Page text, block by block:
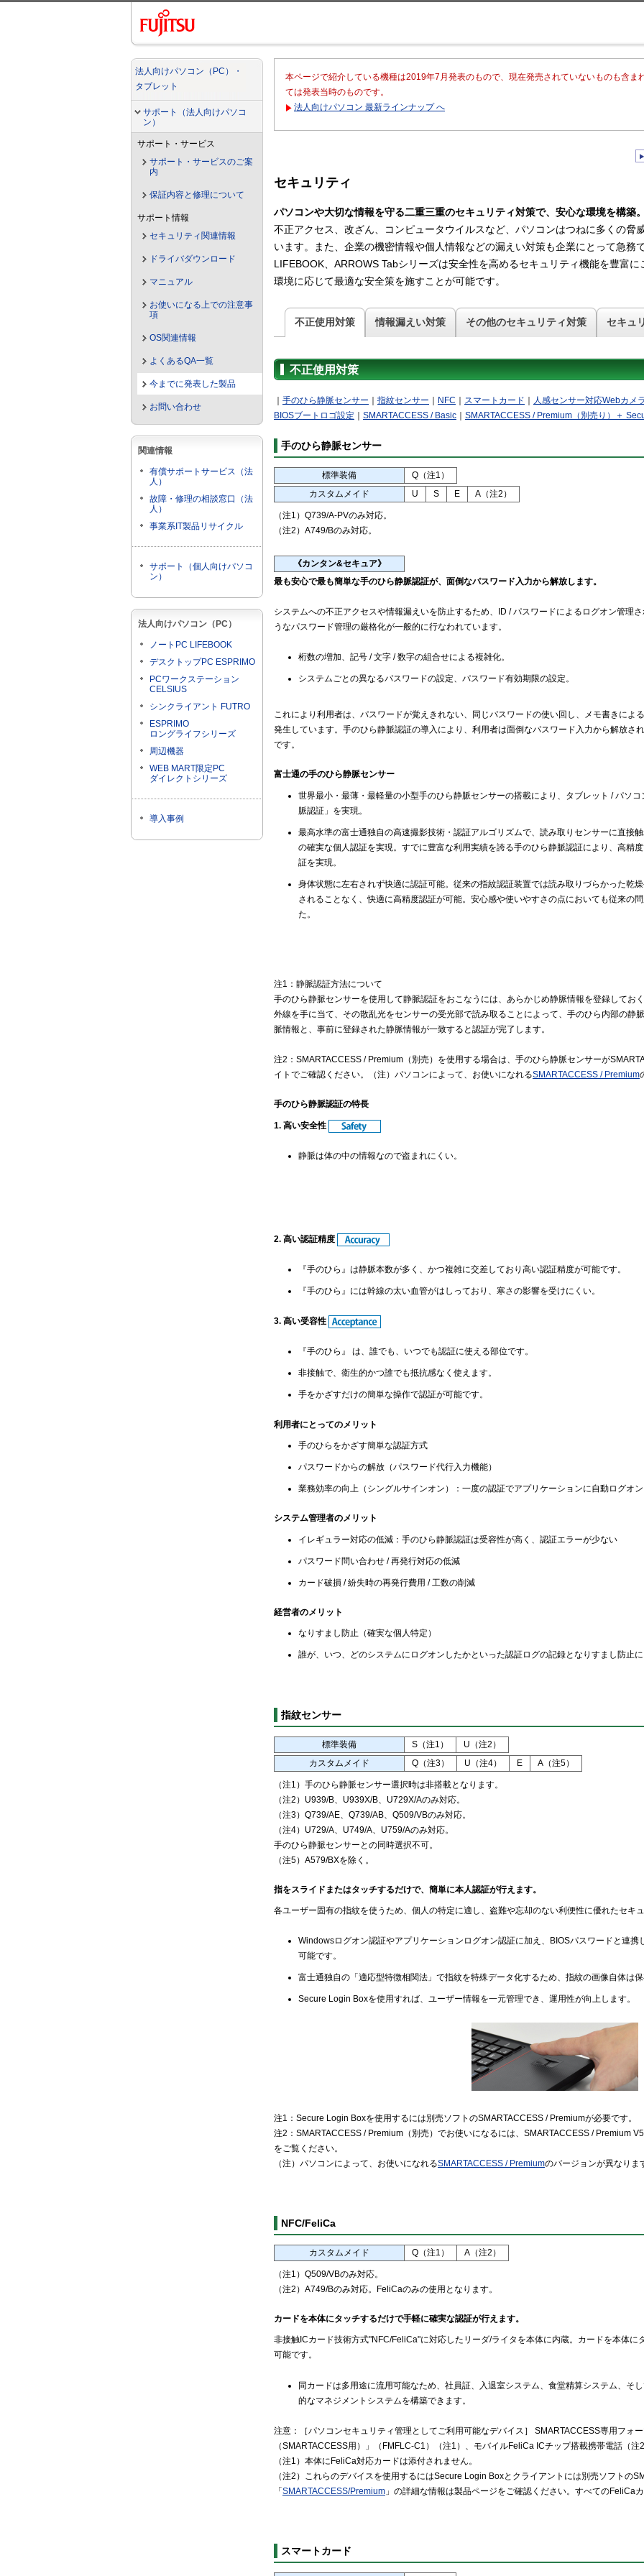
法人向けパソコン（PC）・
タブレット
サポート（法人向けパソコ
ン）
サポート・サービス
サポート・サービスのご案
内
保証内容と修理について
サポート情報
セキュリティ関連情報
ドライバダウンロード
マニュアル
お使いになる上での注意事
項
OS関連情報
よくあるQA一覧
今までに発表した製品
お問い合わせ
関連情報
有償サポートサービス（法
人）
故障・修理の相談窓口（法
人）
事業系IT製品リサイクル
サポート（個人向けパソコ
ン）
法人向けパソコン（PC）
ノートPC LIFEBOOK
デスクトップPC ESPRIMO
PCワークステーション
CELSIUS
シンクライアント FUTRO
ESPRIMO
ロングライフシリーズ
周辺機器
WEB MART限定PC
ダイレクトシリーズ
導入事例
本ページで紹介している機種は2019年7月発表のもので、現在発売されていないものも含ま
ては発表当時のものです。
法人向けパソコン 最新ラインナップ へ
セキュリティ
パソコンや大切な情報を守る二重三重のセキュリティ対策で、安心な環境を構築
不正アクセス、改ざん、コンピュータウイルスなど、パソコンはつねに多くの脅
います。また、企業の機密情報や個人情報などの漏えい対策も企業にとって急務
LIFEBOOK、ARROWS Tabシリーズは安全性を高めるセキュリティ機能を豊富に
環境に応じて最適な安全策を施すことが可能です。
不正使用対策 情報漏えい対策 その他のセキュリティ対策 セキュ
不正使用対策
｜ 手のひら静脈センサー ｜ 指紋センサー ｜ NFC ｜ スマートカード ｜ 人感センサー対応Webカメ
BIOSブートロゴ設定 ｜ SMARTACCESS / Basic ｜ SMARTACCESS / Premium（別売り）＋
手のひら静脈センサー
標準装備
Q（注1）
カスタムメイド
U S E A（注2）
（注1）Q739/A-PVのみ対応。
（注2）A749/Bのみ対応。
《カンタン&セキュア》
最も安心で最も簡単な手のひら静脈認証が、面倒なパスワード入力から解放します。
システムへの不正アクセスや情報漏えいを防止するため、ID / パスワードによるログオン管理
うなパスワード管理の厳格化が一般的に行なわれています。
桁数の増加、記号 / 文字 / 数字の組合せによる複雑化。
システムごとの異なるパスワードの設定、パスワード有効期限の設定。
これにより利用者は、パスワードが覚えきれない、同じパスワードの使い回し、メモ書きによ
発生しています。手のひら静脈認証の導入により、利用者は面倒なパスワード入力から解放さ
です。
富士通の手のひら静脈センサー
世界最小・最薄・最軽量の小型手のひら静脈センサーの搭載により、タブレット / パソ
脈認証」を実現。
最高水準の富士通独自の高速撮影技術・認証アルゴリズムで、読み取りセンサーに直接
の確実な個人認証を実現。すでに豊富な利用実績を誇る手のひら静脈認証により、高精
証を実現。
身体状態に左右されず快適に認証可能。従来の指紋認証装置では読み取りづらかった乾
されることなく、快適に高精度認証が可能。安心感や使いやすさの点においても従来の
た。
注1：静脈認証方法について
手のひら静脈センサーを使用して静脈認証をおこなうには、あらかじめ静脈情報を登録してお
外線を手に当て、その散乱光をセンサーの受光部で読み取ることによって、手のひら内部の静
脈情報と、事前に登録された静脈情報が一致すると認証が完了します。
注2：SMARTACCESS / Premium（別売）を使用する場合は、手のひら静脈センサーが
イトでご確認ください。（注）パソコンによって、お使いになれるSMARTACCESS / Premium
手のひら静脈認証の特長
1. 高い安全性
静脈は体の中の情報なので盗まれにくい。
2. 高い認証精度
『手のひら』は静脈本数が多く、かつ複雑に交差しており高い認証精度が可能です。
『手のひら』には幹線の太い血管がはしっており、寒さの影響を受けにくい。
3. 高い受容性
『手のひら』 は、誰でも、いつでも認証に使える部位です。
非接触で、衛生的かつ誰でも抵抗感なく使えます。
手をかざすだけの簡単な操作で認証が可能です。
利用者にとってのメリット
手のひらをかざす簡単な認証方式
パスワードからの解放（パスワード代行入力機能）
業務効率の向上（シングルサインオン）：一度の認証でアプリケーションに自動ログオ
システム管理者のメリット
イレギュラー対応の低減：手のひら静脈認証は受容性が高く、認証エラーが少ない
パスワード問い合わせ / 再発行対応の低減
カード破損 / 紛失時の再発行費用 / 工数の削減
経営者のメリット
なりすまし防止（確実な個人特定）
誰が、いつ、どのシステムにログオンしたかといった認証ログの記録となりすまし防止
指紋センサー
標準装備 S（注1）
U（注2）
カスタムメイド
Q（注3） U（注4） E A（注5）
（注1）手のひら静脈センサー選択時は非搭載となります。
（注2）U939/B、U939X/B、U729X/Aのみ対応。
（注3）Q739/AE、Q739/AB、Q509/VBのみ対応。
（注4）U729/A、U749/A、U759/Aのみ対応。
手のひら静脈センサーとの同時選択不可。
（注5）A579/BXを除く。
指をスライドまたはタッチするだけで、簡単に本人認証が行えます。
各ユーザー固有の指紋を使うため、個人の特定に適し、盗難や忘却のない利便性に優れたセキ
Windowsログオン認証やアプリケーションログオン認証に加え、BIOSパスワードと連
可能です。
富士通独自の「適応型特徴相関法」で指紋を特殊データ化するため、指紋の画像自体は
Secure Login Boxを使用すれば、ユーザー情報を一元管理でき、運用性が向上します。
注1：Secure Login Boxを使用するには別売ソフトのSMARTACCESS / Premiumが必要です。
注2：SMARTACCESS / Premium（別売）でお使いになるには、SMARTACCESS / Premium
をご覧ください。
（注）パソコンによって、お使いになれるSMARTACCESS / Premiumのバージョンが異なりま
NFC/FeliCa
カスタムメイド Q（注1） A（注2）
（注1）Q509/VBのみ対応。
（注2）A749/Bのみ対応。FeliCaのみの使用となります。
カードを本体にタッチするだけで手軽に確実な認証が行えます。
非接触ICカード技術方式"NFC/FeliCa"に対応したリーダ/ライタを本体に内蔵。カードを本体
可能です。
同カードは多用途に流用可能なため、社員証、入退室システム、食堂精算システム、そ
的なマネジメントシステムを構築できます。
注意：［パソコンセキュリティ管理としてご利用可能なデバイス］ SMARTACCESS専用フォ
（SMARTACCESS用）」（FMFLC-C1）（注1）、モバイルFeliCa ICチップ搭載携帯電話（注
（注1）本体にFeliCa対応カードは添付されません。
（注2）これらのデバイスを使用するにはSecure Login Boxとクライアントには別売ソフトの
「SMARTACCESS/Premium 」の詳細な情報は製品ページをご確認ください。すべてのFeliCa
スマートカード